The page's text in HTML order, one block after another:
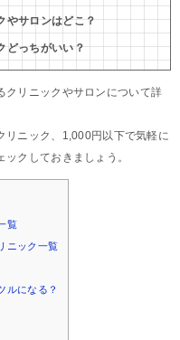
やサロンはどこ？
どっちがいい？
クリニックやサロンについて詳
リニック、1,000円以下で気軽に
クしておきましょう。
覧
ニック一覧
ルになる？